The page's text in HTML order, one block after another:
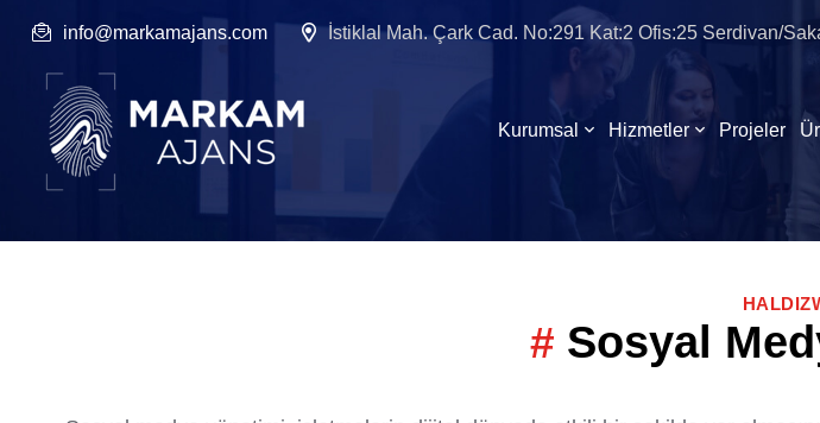
info@markamajans.com İstiklal Mah. Çark Cad. No:291 Kat:2 Ofis:25 Serdivan/
Kurumsal Hizmetler Projeler
Sosyal